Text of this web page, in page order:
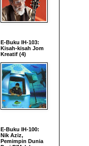
E-Buku IH-103:
Kisah-kisah Jom
Kreatif (4)
E-Buku IH-100:
Nik Aziz,
Pemimpin Dunia